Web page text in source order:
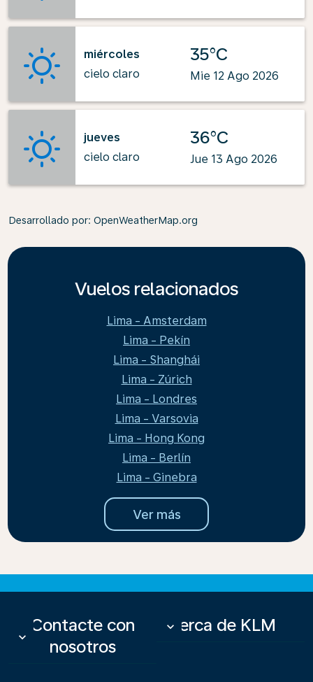
miércoles
cielo claro
35°C
Mie 12 Ago 2026
jueves
cielo claro
36°C
Jue 13 Ago 2026
Desarrollado por: OpenWeatherMap.org
Vuelos relacionados
Lima - Amsterdam
Lima - Pekín
Lima - Shanghái
Lima - Zúrich
Lima - Londres
Lima - Varsovia
Lima - Hong Kong
Lima - Berlín
Lima - Ginebra
Ver más
Contacte con
nosotros
keyboard_arrow_down
Acerca de KLM
keyboard_arrow_down